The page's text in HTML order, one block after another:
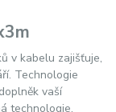
v kabelu zajišťuje,
Technologie
vaší
technologie.